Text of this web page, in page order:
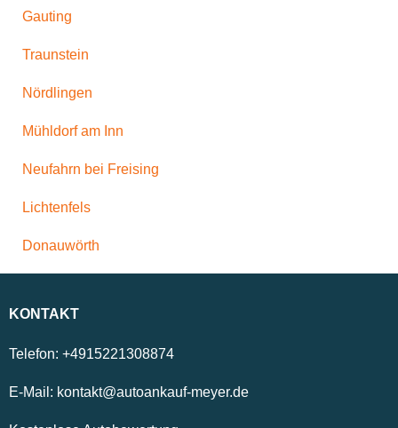
Gauting
Traunstein
Nördlingen
Mühldorf am Inn
Neufahrn bei Freising
Lichtenfels
Donauwörth
KONTAKT
Telefon: +4915221308874
E-Mail: kontakt@autoankauf-meyer.de